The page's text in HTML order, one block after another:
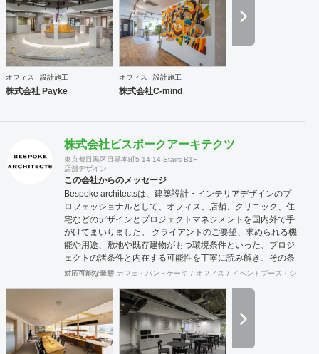
きたいのか。それらを共有することがオフィスデザインのス
タートとなります。 また、オフィスはスタッフにとって一日
の大半を過ごす場所です。機能的かつ快適な空間を作ること
は精神的な安心やモチベーション・作業効率の向上に繋がっ
ていくでしょう。このように、経営面の課題と現場の声をし
っかりとヒアリングした上で、最善なオフィスづくりをご提
案させていただきます。
オフィス 設計施工
株式会社 Payke
オフィス 設計施工
株式会社C-mind
株式会社ビスポークアーキテクツ
東京都目黒区目黒本町5-14-14 Stairs B1F
店舗デザイン
この会社からのメッセージ
Bespoke architectsは、建築設計・インテリアデザインのプ
ロフェッショナルとして、オフィス、店舗、クリニック、住
宅などのデザインとプロジェクトマネジメントを国内外で手
がけてまいりました。 クライアントのご要望、求められる機
能や用途、敷地や既存建物がもつ環境条件といった、プロジ
ェクトの諸条件と内在する可能性を丁寧に読み解き、その条
件でこそ可能な空間環境の豊かさを提案し、カタチにしま
計・ランドスケープデザイン等の専門家と協働し、大規模建
築物や高度な設計にも対応致します。 ご要望に合わせて、設
計・デザインに加えて、予算管理・工程管理・別途工事の一
括管理等を含めたプロジェクトマネジメントを担い、ワンス
トップでのプロジェクト推進を行います。発注管理における
対応可能な業態 カフェ・パン・ケーキ オフィス イベントブース・ショール